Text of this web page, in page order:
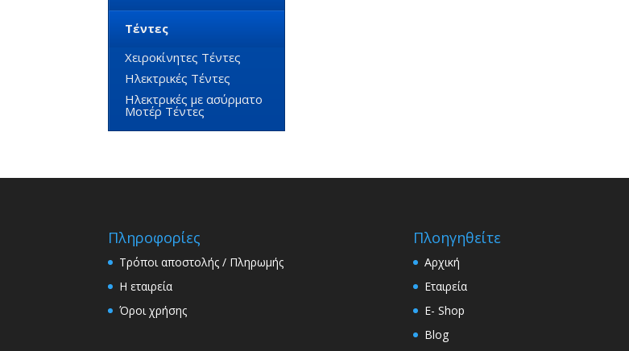
Τέντες
Χειροκίνητες Τέντες
Ηλεκτρικές Τέντες
Ηλεκτρικές με ασύρματο
Μοτέρ Τέντες
Πληροφορίες
Τρόποι αποστολής / Πληρωμής
Η εταιρεία
Όροι χρήσης
Πλοηγηθείτε
Αρχική
Εταιρεία
E- Shop
Blog